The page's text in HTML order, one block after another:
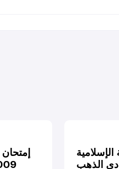
2009 الدورة
الإسلامية
الذهب